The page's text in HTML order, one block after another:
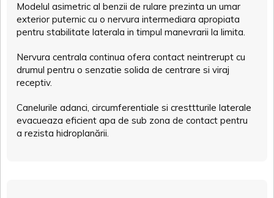
Modelul asimetric al benzii de rulare prezinta un umar
exterior puternic cu o nervura intermediara apropiata
pentru stabilitate laterala in timpul manevrarii la limita.
Nervura centrala continua ofera contact neintrerupt cu
drumul pentru o senzatie solida de centrare si viraj
receptiv.
Canelurile adanci, circumferentiale si cresttturile laterale
evacueaza eficient apa de sub zona de contact pentru
a rezista hidroplanării.